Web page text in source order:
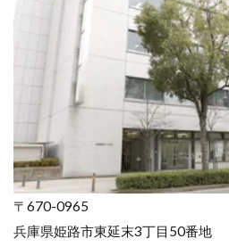
〒670-0965
兵庫県姫路市東延末3丁目50番地